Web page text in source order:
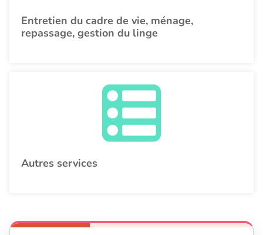
Entretien du cadre de vie, ménage,
repassage, gestion du linge
Autres services